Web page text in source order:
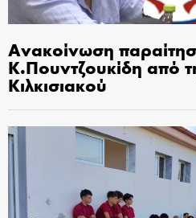
Ανακοίνωση
Κ.Πουντζουκίδη από
Κιλκισιακού